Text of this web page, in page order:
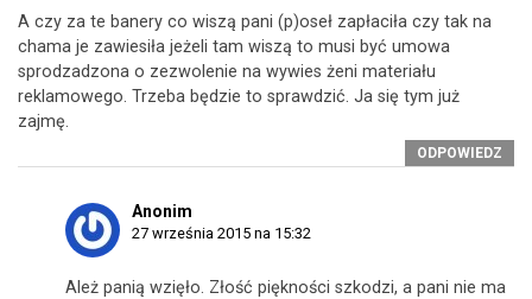
A czy za te banery co wiszą pani (p)oseł zapłaciła czy tak na
chama je zawiesiła jeżeli tam wiszą to musi być umowa
sprodzadzona o zezwolenie na wywies żeni materiału
reklamowego. Trzeba będzie to sprawdzić. Ja się tym już
zajmę.
ODPOWIEDZ
Anonim
27 września 2015 na 15:32
Ależ panią wzięło. Złość piękności szkodzi, a pani nie ma